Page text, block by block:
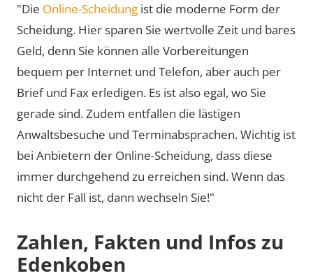
"Die Online-Scheidung ist die moderne Form der
Scheidung. Hier sparen Sie wertvolle Zeit und bares
Geld, denn Sie können alle Vorbereitungen
bequem per Internet und Telefon, aber auch per
Brief und Fax erledigen. Es ist also egal, wo Sie
gerade sind. Zudem entfallen die lästigen
Anwaltsbesuche und Terminabsprachen. Wichtig ist
bei Anbietern der Online-Scheidung, dass diese
immer durchgehend zu erreichen sind. Wenn das
nicht der Fall ist, dann wechseln Sie!"
Zahlen, Fakten und Infos zu
Edenkoben